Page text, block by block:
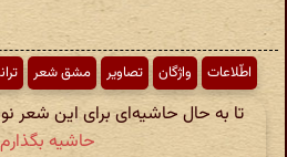
اطّلاعات واژگان تصاویر مشق شعر
تا به حال حاشیه‌ای برای این
حاشیه